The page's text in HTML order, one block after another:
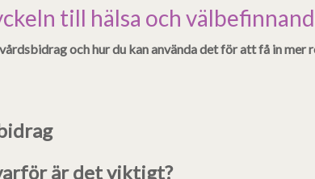
till hälsa och
och hur du kan använda det för att få in mer
är det viktigt?